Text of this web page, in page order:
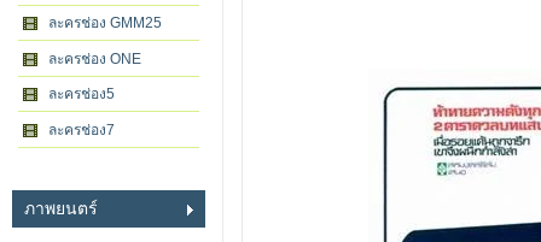
ละครช่อง GMM25
ละครช่อง ONE
ละครช่อง5
ละครช่อง7
ภาพยนตร์